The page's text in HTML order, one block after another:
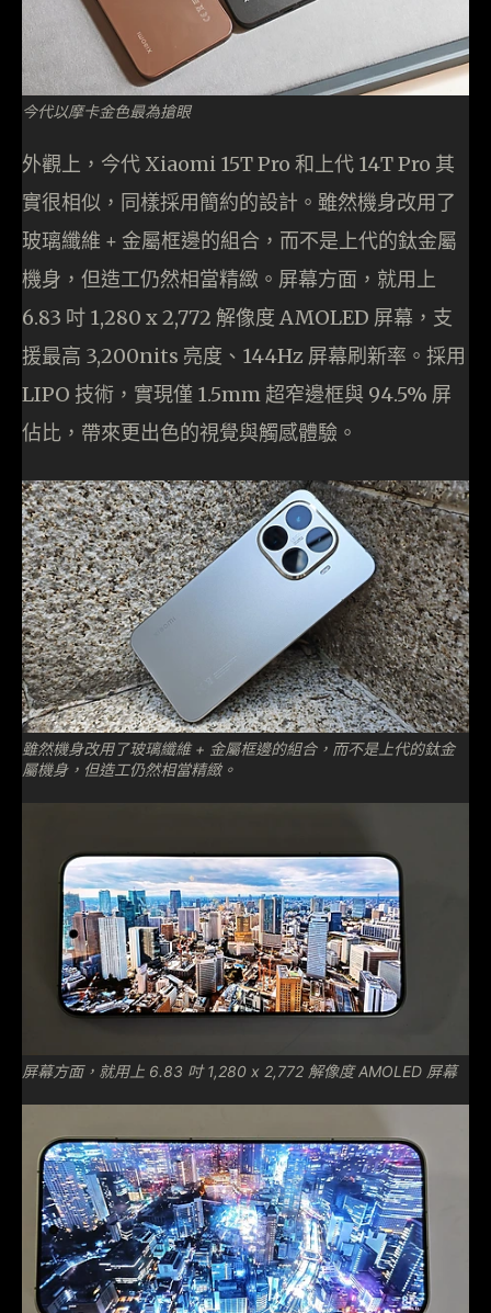
今代以摩卡金色最為搶眼
外觀上，今代 Xiaomi 15T Pro 和上代 14T Pro 其
實很相似，同樣採用簡約的設計。雖然機身改用了
玻璃纖維 + 金屬框邊的組合，而不是上代的鈦金屬
機身，但造工仍然相當精緻。屏幕方面，就用上
6.83 吋 1,280 x 2,772 解像度 AMOLED 屏幕，支
援最高 3,200nits 亮度、144Hz 屏幕刷新率。採用
LIPO 技術，實現僅 1.5mm 超窄邊框與 94.5% 屏
佔比，帶來更出色的視覺與觸感體驗。
雖然機身改用了玻璃纖維 + 金屬框邊的組合，而不是上代的鈦金
屬機身，但造工仍然相當精緻。
屏幕方面，就用上 6.83 吋 1,280 x 2,772 解像度 AMOLED 屏幕